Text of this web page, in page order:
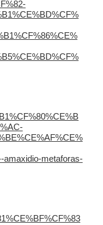
amaxidio-metaforas-